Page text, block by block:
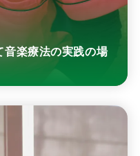
音楽療法の実践の場